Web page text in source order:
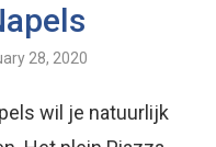
28, 2020
wil je natuurlijk